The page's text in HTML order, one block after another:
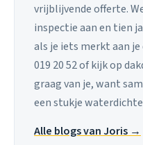
vrijblijvende offerte.
inspectie aan en tien
als je iets merkt aan
019 20 52 of kijk op
graag van je, want
een stukje
Alle blogs van Joris →